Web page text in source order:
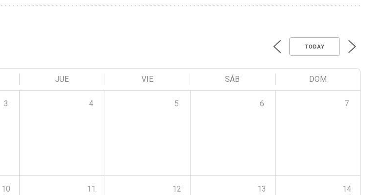
TODAY
JUE VIE SÁB DOM
3 4 5 6 7
10 11 12 13 14